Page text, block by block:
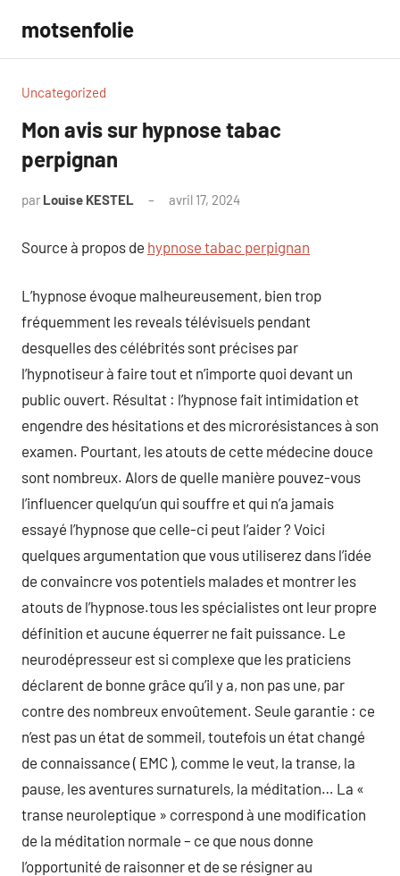
contenu
motsenfolie
Uncategorized
Mon avis sur hypnose tabac
perpignan
par Louise KESTEL avril 17, 2024
Source à propos de hypnose tabac perpignan
L’hypnose évoque malheureusement, bien trop
fréquemment les reveals télévisuels pendant
desquelles des célébrités sont précises par
l’hypnotiseur à faire tout et n’importe quoi devant un
public ouvert. Résultat : l’hypnose fait intimidation et
engendre des hésitations et des microrésistances à son
examen. Pourtant, les atouts de cette médecine douce
sont nombreux. Alors de quelle manière pouvez-vous
l’influencer quelqu’un qui souffre et qui n’a jamais
essayé l’hypnose que celle-ci peut l’aider ? Voici
quelques argumentation que vous utiliserez dans l’idée
de convaincre vos potentiels malades et montrer les
atouts de l’hypnose.tous les spécialistes ont leur propre
définition et aucune équerrer ne fait puissance. Le
neurodépresseur est si complexe que les praticiens
déclarent de bonne grâce qu’il y a, non pas une, par
contre des nombreux envoûtement. Seule garantie : ce
n’est pas un état de sommeil, toutefois un état changé
de connaissance ( EMC ), comme le veut, la transe, la
pause, les aventures surnaturels, la méditation… La «
transe neuroleptique » correspond à une modification
de la méditation normale – ce que nous donne
l’opportunité de raisonner et de se résigner au